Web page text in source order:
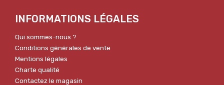
INFORMATIONS LÉGALES
Qui sommes-nous ?
Conditions générales de vente
Mentions légales
Charte qualité
Contactez le magasin